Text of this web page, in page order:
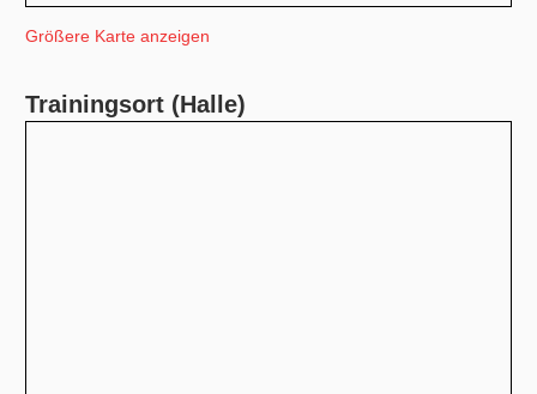
Größere Karte anzeigen
Trainingsort (Halle)